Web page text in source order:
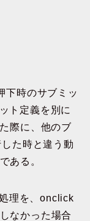
下時のサブミッ
ト定義を別に
際に、他のブ
た時と違う動
ある。
理を、onclick
なかった場合